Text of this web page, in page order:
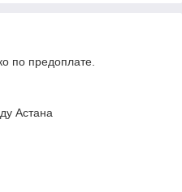
по предоплате.
Астана